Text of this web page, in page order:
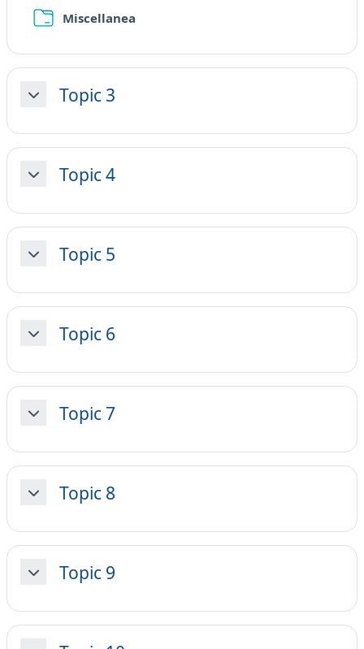
Miscellanea
CollapseTopic 3
CollapseTopic 4
CollapseTopic 5
CollapseTopic 6
CollapseTopic 7
CollapseTopic 8
CollapseTopic 9